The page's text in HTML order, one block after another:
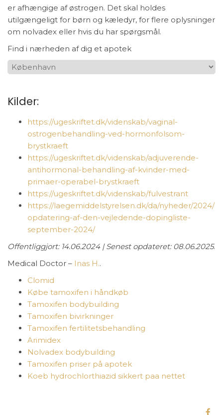
er afhængige af østrogen. Det skal holdes
utilgængeligt for børn og kæledyr, for flere oplysninger
om nolvadex eller hvis du har spørgsmål.
Find i nærheden af dig et apotek
Kilder:
https://ugeskriftet.dk/videnskab/vaginal-
ostrogenbehandling-ved-hormonfolsom-
brystkraeft
https://ugeskriftet.dk/videnskab/adjuverende-
antihormonal-behandling-af-kvinder-med-
primaer-operabel-brystkraeft
https://ugeskriftet.dk/videnskab/fulvestrant
https://laegemiddelstyrelsen.dk/da/nyheder/2024/
opdatering-af-den-vejledende-dopingliste-
september-2024/
Offentliggjort: 14.06.2024 | Senest opdateret: 08.06.2025.
Medical Doctor – Inas H..
Clomid
Købe tamoxifen i håndkøb
Tamoxifen bodybuilding
Tamoxifen bivirkninger
Tamoxifen fertilitetsbehandling
Arimidex
Nolvadex bodybuilding
Tamoxifen priser på apotek
Koeb hydrochlorthiazid sikkert paa nettet